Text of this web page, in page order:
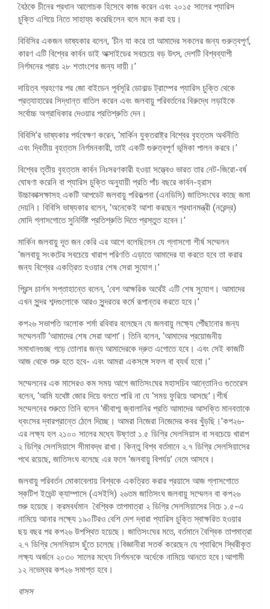
বৈঠকে চীনের প্রধান আলোচক হিসেবে কাজ করেন এবং ২০১৫ সালের প্যারিস
চুক্তি এগিয়ে নিতে সাহায্য করেছিলেন বলে মনে করা হয়।
বিবিসির একজন ভাষ্যকার বলেন, ‘চীন যা করে তা আমাদের সকলের জন্য গুরুত্বপূর্ণ,
কারণ এটি বিশ্বের কার্বন ডাই অক্সাইডের সবচেয়ে বড় উৎস, দেশটি বিশ্বব্যাপী
নির্গমনের প্রায় ২৮ শতাংশের জন্য দায়ী।’
দায়িত্ব গ্রহণের পর জো বাইডেন পূর্বসূরি ডোনাল্ড ট্রাম্পের প্যারিস চুক্তি থেকে
প্রত্যাহারের সিদ্ধান্ত বাতিল করেন এবং জলবায়ু পরিবর্তনের বিরুদ্ধে লড়াইকে
সর্বোচ্চ অগ্রাধিকার দেওয়ার প্রতিশ্রুতি দেন।
বিবিসি’র ভাষ্যকার পর্যবেক্ষণ করেন, ‘মার্কিন যুক্তরাষ্ট্র বিশ্বের বৃহত্তম অর্থনীতি
এবং দ্বিতীয় বৃহত্তম নির্গমনকারী, তাই একটি গুরুত্বপূর্ণ ভূমিকা পালন করবে।’
বিশ্বের তৃতীয় বৃহত্তম কার্বন নিঃসরণকারী হওয়া সত্ত্বেও ভারত তার নেট-জিরো-বর্ষ
ঘোষণা করেনি বা প্যারিস চুক্তি অনুযায়ী প্রতি পাঁচ বছরে কার্বন-হ্রাস
উচ্চাকাক্সক্ষাসহ একটি আপডেট জলবায়ু পরিকল্পনা (এনডিসি) জাতিসংঘের কাছে জমা
দেয়নি। বিবিসি ভাষ্যকার বলেন, ‘অনেকেই আশা করছেন প্রধানমন্ত্রী (নরেন্দ্র)
মোদি গ্লাসগোতে সুনির্দিষ্ট প্রতিশ্রুতি দিতে প্রস্তুত হবেন।’
মার্কিন জলবায়ু দূত জন কেরি এর আগে বলেছিলেন যে গ্লাসগো শীর্ষ সম্মেলন
‘জলবায়ু সংকটের সবচেয়ে খারাপ পরিণতি এড়াতে আমাদের যা করতে হবে তা করার
জন্য বিশ্বের একত্রিত হওয়ার শেষ সেরা সুযোগ।’
প্রিন্স চার্লস সপ্তাহান্তে বলেন, ‘বেশ আক্ষরিক অর্থেই এটি শেষ সুযোগ। আমাদের
এখন সুন্দর শব্দগুলোকে আরও সুন্দরতর কর্মে রূপান্তর করতে হবে।’
কপ২৬ সভাপতি অলোক শর্মা রবিবার বলেছেন যে জলবায়ু লক্ষ্যে পৌঁছানোর জন্য
সম্মেলনটি ‘আমাদের শেষ সেরা আশা’। তিনি বলেন, ‘আমাদের প্রয়োজনীয়
সমাধানগুচ্ছ গড়ে তোলার জন্য আমাদেরকে দ্রুত এগোতে হবে। এবং সেই কাজটি
আজ থেকে শুরু হতে হবে- এবং আমরা একসঙ্গে সফল বা ব্যর্থ হবো।’
সম্মেলনের এক মাসেরও কম সময় আগে জাতিসংঘের মহাসচিব আন্তোনিও গুতেরেস
বলেন, ‘আমি যথেষ্ট জোর দিয়ে বলতে পারি না যে ‘সময় ফুরিয়ে আসছে’।শীর্ষ
সম্মেলনের শুরুতে তিনি বলেন ‘জীবাশ্ম জ্বালানির প্রতি আমাদের আসক্তি মানবতাকে
ধ্বংসের দ্বারপ্রান্তে ঠেলে দিচ্ছে। আমরা নিজেরা নিজেদের কবর খুঁড়ছি।’কপ২৬-
এর লক্ষ্য হল ২১০০ সালের মধ্যে উষ্ণতা ১.৫ ডিগ্রি সেলসিয়াস বা সবচেয়ে খারাপ
২ ডিগ্রি সেলসিয়াসে সীমাবদ্ধ রাখা। কিন্তু বিশ্ব বর্তমানে ২.৭ ডিগ্রি সেলসিয়াসের
পথে রয়েছে, জাতিসংঘ বলেছে এর ফলে ‘জলবায়ু বিপর্যয়’ নেমে আসবে।
জলবায়ু পরিবর্তন মোকাবেলায় বিশ্বকে একত্রিত করার প্রয়াসে আজ গ্লাসগোতে
স্কটিশ ইভেন্ট ক্যাম্পাসে (এসইসি) ২৬তম জাতিসংঘ জলবায়ু সম্মেলন বা কপ২৬
শুরু হয়েছে। ক্রমবর্ধমান বৈশ্বিক তাপমাত্রা ২ ডিগ্রি সেলসিয়াসের নিচে ১.৫-এ
নামিয়ে আনার লক্ষ্যে ১৯০টিরও বেশি দেশ দ্বারা প্যারিস চুক্তি স্বাক্ষরিত হওয়ার
ছয় বছর পর কপ২৬ উপস্থিত হয়েছে। জাতিসংঘের মতে, বর্তমানে বৈশ্বিক তাপমাত্রা
২.৭ ডিগ্রি সেলসিয়াস ছুঁতে চলেছে।বিজ্ঞানীরা সতর্ক করেছেন যে প্যারিসে স্থিরীকৃত
লক্ষ্য অর্জনে ২০৩০ সালের মধ্যে নির্গমনকে অর্ধেকে নামিয়ে আনতে হবে।আগামী
১২ নভেম্বর কপ২৬ সমাপ্ত হবে।
বাসস